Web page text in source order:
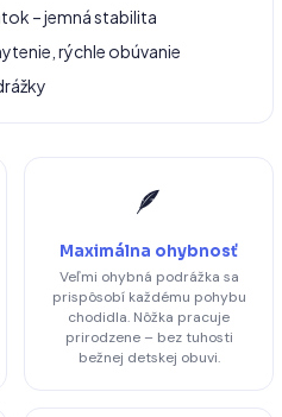
– jemná stabilita
rýchle obúvanie
🪶
Maximálna ohybnosť
Veľmi ohybná podrážka sa
prispôsobí každému pohybu
chodidla. Nôžka pracuje
prirodzene – bez tuhosti
bežnej detskej obuvi.